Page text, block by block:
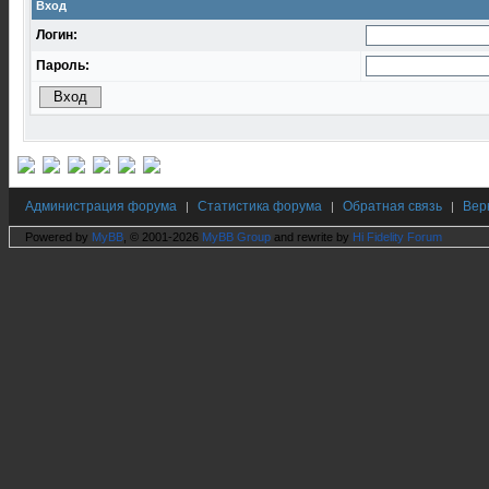
Вход
Логин:
Пароль:
Администрация форума | Статистика форума | Обратная связь |
Powered by MyBB , © 2001-2026 MyBB Group and rewrite by Hi Fidelity Forum